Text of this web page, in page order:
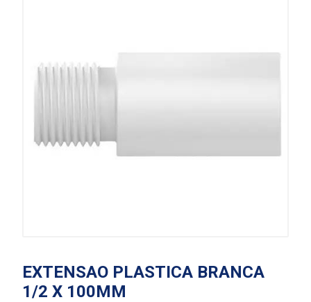
EXTENSAO PLASTICA BRANCA
1/2 X 100MM